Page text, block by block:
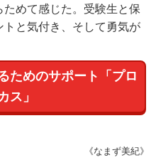
めて感じた。受験生と保
と気付き、そして勇気が
ためのサポート「プロ
ス」
《なまず美紀》